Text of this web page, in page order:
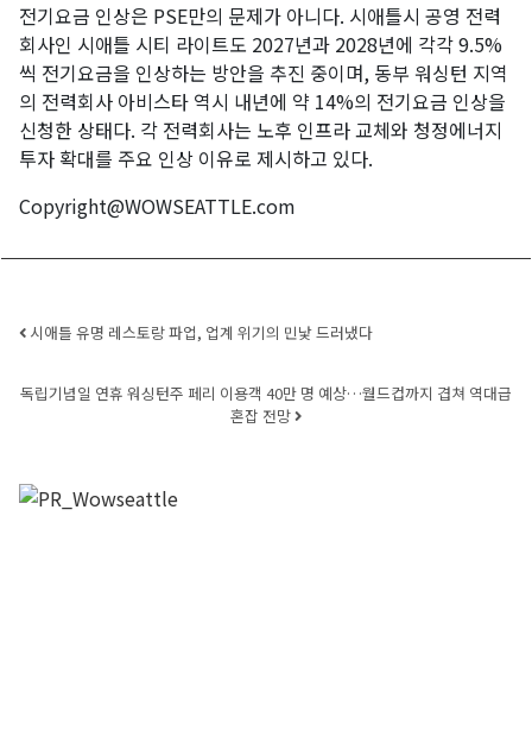
전기요금 인상은 PSE만의 문제가 아니다. 시애틀시 공영 전력
회사인 시애틀 시티 라이트도 2027년과 2028년에 각각 9.5%
씩 전기요금을 인상하는 방안을 추진 중이며, 동부 워싱턴 지역
의 전력회사 아비스타 역시 내년에 약 14%의 전기요금 인상을
신청한 상태다. 각 전력회사는 노후 인프라 교체와 청정에너지
투자 확대를 주요 인상 이유로 제시하고 있다.
Copyright@WOWSEATTLE.com
Post navigation
시애틀 유명 레스토랑 파업, 업계 위기의 민낯 드러냈다
독립기념일 연휴 워싱턴주 페리 이용객 40만 명 예상…월드컵까지 겹쳐 역대급
혼잡 전망